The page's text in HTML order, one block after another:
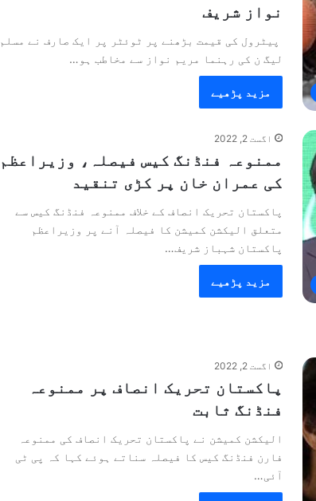
نواز شریف
پیٹرول کی قیمت بڑھنے پر ٹوئٹر پر ایک صارف نے مسلم
لیگ ن کی رہنما مریم نواز سے مخاطب ہو…
مزید پڑھیے
اگست 2, 2022
ممنوعہ فنڈنگ کیس فیصلہ، وزیراعظم
کی عمران خان پر کڑی تنقید
پاکستان تحریک انصاف کے خلاف ممنوعہ فنڈنگ کیس سے
متعلق الیکشن کمیشن کا فیصلہ آنے پر وزیراعظم
پاکستان شہباز شریف…
مزید پڑھیے
اگست 2, 2022
پاکستان تحریک انصاف پر ممنوعہ
فنڈنگ ثابت
الیکشن کمیشن نے پاکستان تحریک انصاف کی ممنوعہ
فارن فنڈنگ کیس کا فیصلہ سناتے ہوئے کہا کہ پی ٹی
آئی…